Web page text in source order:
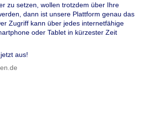
zu setzen, wollen trotzdem über Ihre
dann ist unsere Plattform genau das
Zugriff kann über jedes internetfähige
oder Tablet in kürzester Zeit
aus!